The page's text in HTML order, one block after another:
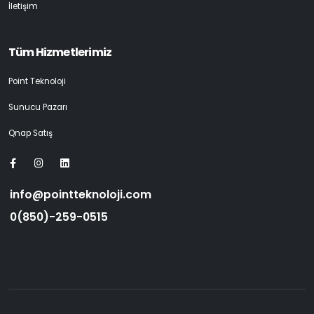
İletişim
Tüm Hizmetlerimiz
Point Teknoloji
Sunucu Pazarı
Qnap Satış
info@pointteknoloji.com
0(850)-259-0515